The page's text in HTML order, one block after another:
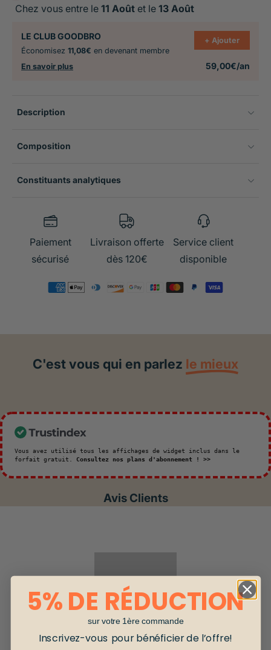
Chez vous entre le 11 Août et le 13 Août
LE CLUB GOODBRO
Économisez 11,08€ en devenant membre
En savoir plus
+ Ajouter
59,00€/an
Description
Composition
Constituants analytiques
Paiement
sécurisé
Livraison offerte
dès 120€
Service client
disponible
C'est vous qui en parlez le mieux
Vous avez utilisé tous les affichages de widget inclus dans le
forfait gratuit. Consultez nos plans d'abonnement ! >>
Avis Clients
5% DE RÉDUCTION
sur votre 1ère commande
Inscrivez-vous pour bénéficier de l’offre!